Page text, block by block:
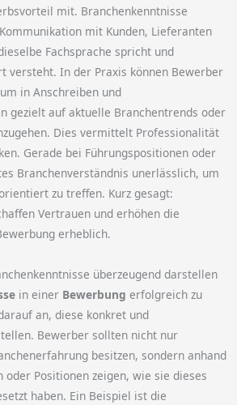
mit. Branchenkenntnisse
mit Kunden, Lieferanten
Fachsprache spricht und
versteht. In der Praxis können Bewerber
in Anschreiben und
gezielt auf aktuelle Branchentrends oder
Dies vermittelt Professionalität
Gerade bei Führungspositionen oder
Branchenverständnis unerlässlich, um
zu treffen. Kurz gesagt:
Vertrauen und erhöhen die
erheblich.
überzeugend darstellen
in einer Bewerbung erfolgreich zu
an, diese konkret und
Bewerber sollten nicht nur
besitzen, sondern anhand
oder Positionen zeigen, wie sie dieses
haben. Ein Beispiel ist die